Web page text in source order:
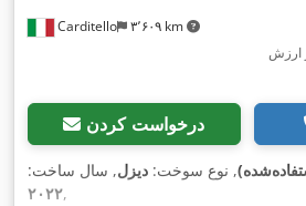
Carditello ۳٬۶۰۹ km
ارزش
درخواست کردن
, نوع سوخت: دیزل, سال ساخت:
۲۰۲۲,